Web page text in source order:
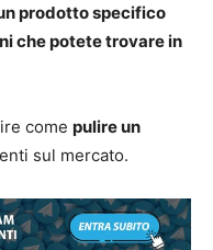
prodotto specifico
che potete trovare in
come pulire un
sul mercato.